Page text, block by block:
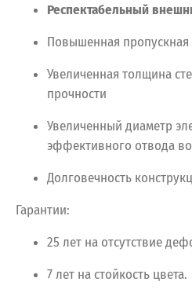
Респектабельный
Повышенная пропускная
Увеличенная толщина
прочности
Увеличенный диаметр
эффективного отвода
Долговечность
Гарантии:
25 лет на отсутствие
7лет на стойкость цвета.